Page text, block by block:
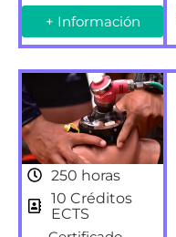
+ Información
250 horas
10 Créditos
ECTS